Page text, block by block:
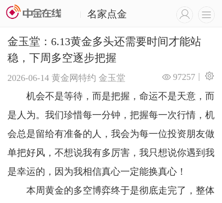
名家点金
金玉堂：6.13黄金多头还需要时间才能站
稳，下周多空逐步把握
2026-06-14 黄金网特约 金玉堂 |
97257
机会不是等待，而是把握，命运不是天意，而
是人为。我们珍惜每一分钟，把握每一次行情，机
会总是留给有准备的人，我会为每一位投资朋友做
单把好风，不想说我有多厉害，我只想说你遇到我
是幸运的，因为我相信真心一定能换真心！
本周黄金的多空博弈终于是彻底走完了，整体